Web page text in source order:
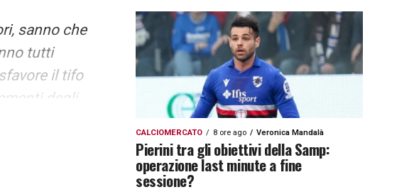
sanno che
tutti
il tifo
degli
CALCIOMERCATO 8 ore ago Veronica Mandalà
Pierini tra gli obiettivi della Samp:
operazione last minute a fine
sessione?